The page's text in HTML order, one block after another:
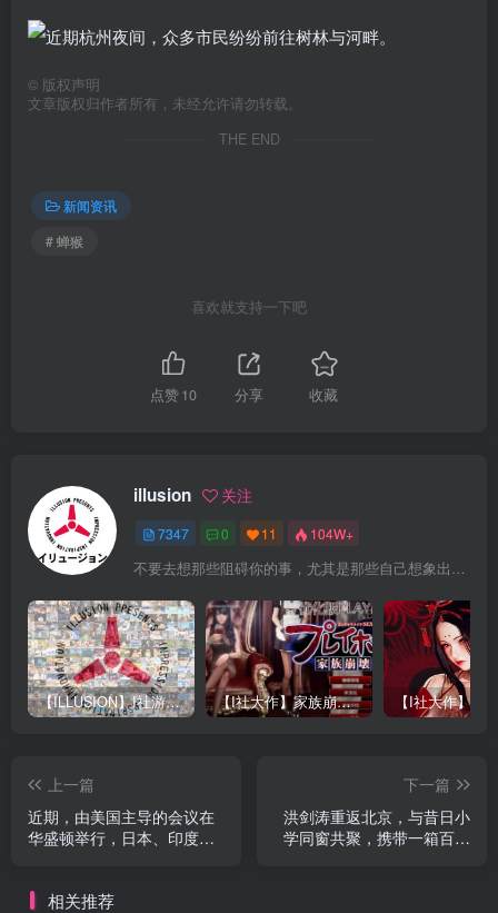
© 版权声明
文章版权归作者所有，未经允许请勿转载。
THE END
新闻资讯
# 蝉猴
喜欢就支持一下吧
点赞10 分享 收藏
illusion 关注
7347 0 11 104W+
不要去想那些阻碍你的事，尤其是那些自己想象出来的事
【ILLUSION】I社游戏合集截至2025 无修正汉化硬盘纯净版手慢无[微云/OD] 【I社大作】家族崩坏Playhome 终极12.0收藏版新整合【85G/补档福利】【年费会员专享，手慢无】
上一篇
近期，由美国主导的会议在
华盛顿举行，日本、印度和
下一篇
洪剑涛重返北京，与昔日小
学同窗共聚，携带一箱百元
相关推荐